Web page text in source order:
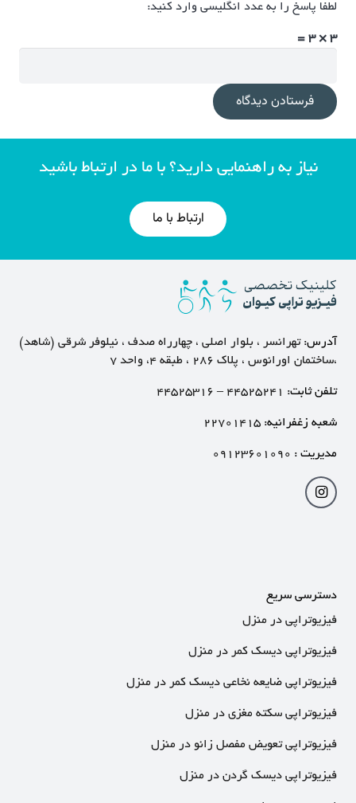
لطفا پاسخ را به عدد انگلیسی وارد کنید:
3 × 3 =
فرستادن دیدگاه
نیاز به راهنمایی دارید؟ با ما در ارتباط باشید
ارتباط با ما
آدرس:تهرانسر ، بلوار اصلی ، چهارراه صدف ، نیلوفر شرقی (شاهد)
،ساختمان اورانوس ، پلاک ۲۸۶ ، طبقه ۴، واحد ۷
تلفن ثابت: ۴۴۵۲۵۲۴۱ – ۴۴۵۲۵۳۱۶
شعبه زغفرانیه: ۲۲۷۰۱۴۱۵
مدیریت : ۰۹۱۲۳۶۰۱۰۹۰
دسترسی سریع
فیزیوتراپی در منزل
فیزیوتراپی دیسک کمر در منزل
فیزیوتراپی ضایعه نخاعی دیسک کمر در منزل
فیزیوتراپی سکته مغزی در منزل
فیزیوتراپی تعویض مفصل زانو در منزل
فیزیوتراپی دیسک گردن در منزل